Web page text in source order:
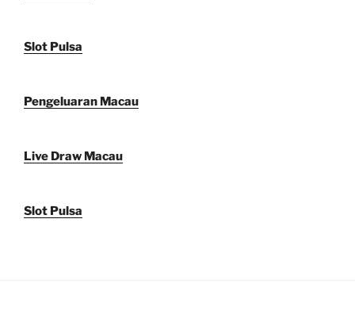
Slot Pulsa
Pengeluaran Macau
Live Draw Macau
Slot Pulsa